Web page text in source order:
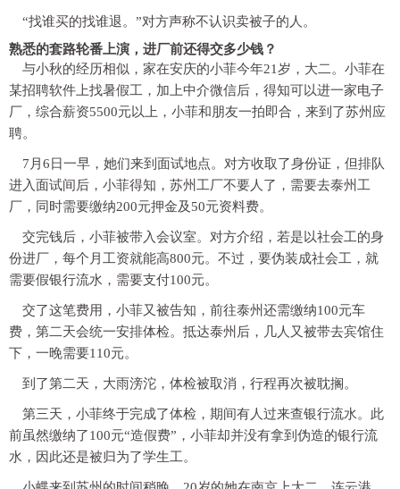
“找谁买的找谁退。”对方声称不认识卖被子的人。
熟悉的套路轮番上演，进厂前还得交多少钱？
与小秋的经历相似，家在安庆的小菲今年21岁，大二。小菲在
某招聘软件上找暑假工，加上中介微信后，得知可以进一家电子
厂，综合薪资5500元以上，小菲和朋友一拍即合，来到了苏州应
聘。
7月6日一早，她们来到面试地点。对方收取了身份证，但排队
进入面试间后，小菲得知，苏州工厂不要人了，需要去泰州工
厂，同时需要缴纳200元押金及50元资料费。
交完钱后，小菲被带入会议室。对方介绍，若是以社会工的身
份进厂，每个月工资就能高800元。不过，要伪装成社会工，就
需要假银行流水，需要支付100元。
交了这笔费用，小菲又被告知，前往泰州还需缴纳100元车
费，第二天会统一安排体检。抵达泰州后，几人又被带去宾馆住
下，一晚需要110元。
到了第二天，大雨滂沱，体检被取消，行程再次被耽搁。
第三天，小菲终于完成了体检，期间有人过来查银行流水。此
前虽然缴纳了100元“造假费”，小菲却并没有拿到伪造的银行流
水，因此还是被归为了学生工。